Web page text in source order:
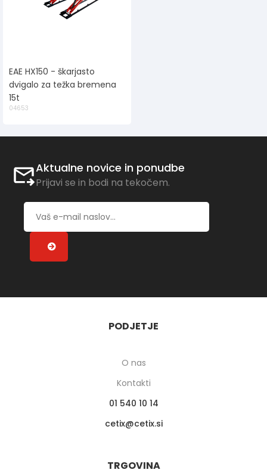
EAE HX150 - škarjasto
dvigalo za težka bremena
15t
04653
Aktualne novice in ponudbe
Prijavi se in bodi na tekočem.
PODJETJE
O nas
Kontakti
01 540 10 14
cetix
cetix.si
TRGOVINA